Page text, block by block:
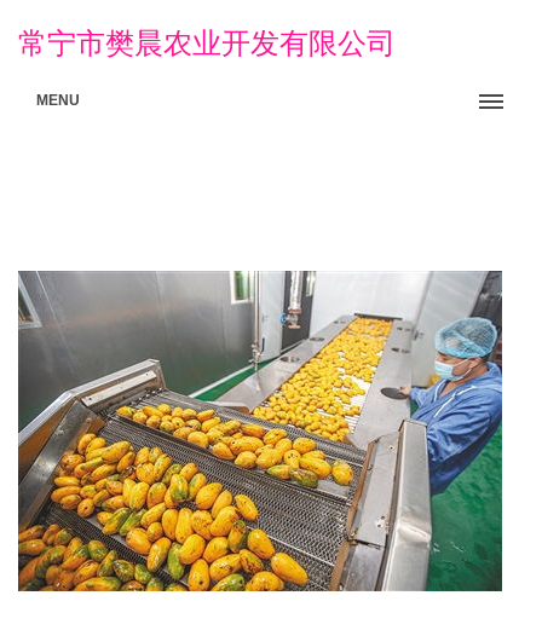
常宁市樊晨农业开发有限公司
MENU